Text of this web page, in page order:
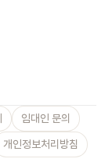
임대인 문의
개인정보처리방침